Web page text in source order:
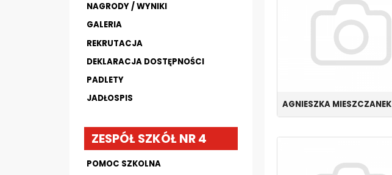
NAGRODY / WYNIKI
GALERIA
REKRUTACJA
DEKLARACJA DOSTĘPNOŚCI
PADLETY
JADŁOSPIS
ZESPÓŁ SZKÓŁ NR 4
POMOC SZKOLNA
AGNIESZKA MIESZCZANEK